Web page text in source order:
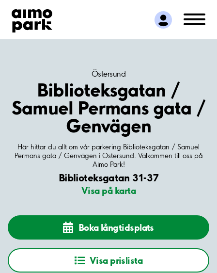
Hitta parkering
Samarbete
Kundservice
Östersund
Biblioteksgatan /
Samuel Permans gata /
Genvägen
Här hittar du allt om vår parkering Biblioteksgatan / Samuel
Permans gata / Genvägen i Östersund. Välkommen till oss på
Aimo Park!
Biblioteksgatan 31-37
Visa på karta
Boka långtidsplats
Visa prislista